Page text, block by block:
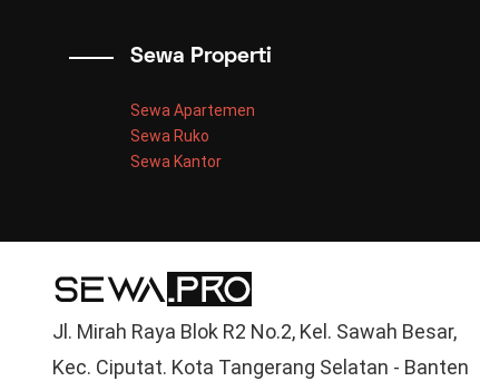
Sewa Properti
Sewa Apartemen
Sewa Ruko
Sewa Kantor
Jl. Mirah Raya Blok R2 No.2, Kel. Sawah Besar,
Kec. Ciputat. Kota Tangerang Selatan - Banten